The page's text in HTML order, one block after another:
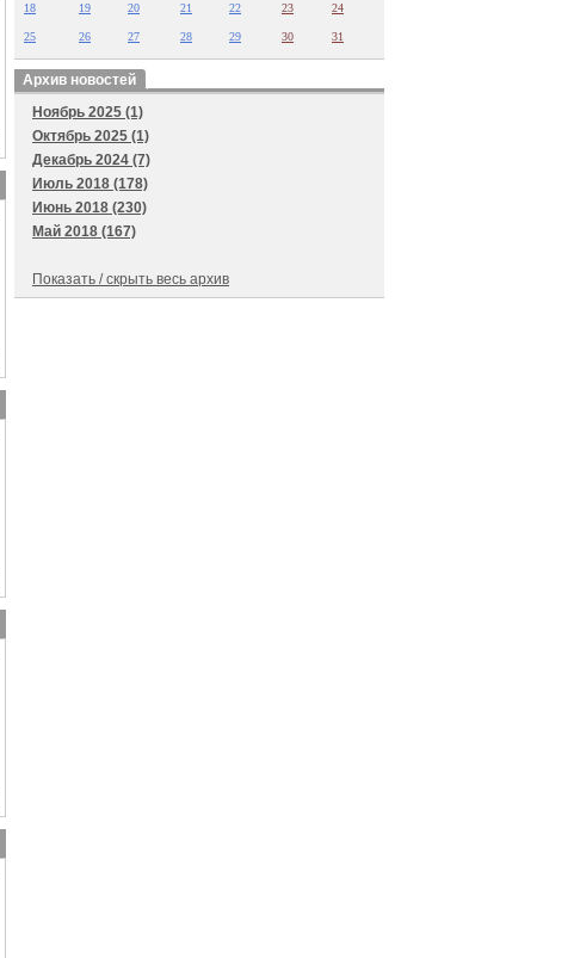
18 19 20 21 22 23 24
25 26 27 28 29 30 31
Архив новостей
Ноябрь 2025 (1)
Октябрь 2025 (1)
Декабрь 2024 (7)
Июль 2018 (178)
Июнь 2018 (230)
Май 2018 (167)
Показать / скрыть весь архив